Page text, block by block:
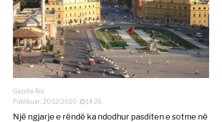
Gazeta Alo
Publikuar: 20/12/2020
14:26
Një ngjarje e rëndë ka ndodhur pasditen e sotme në